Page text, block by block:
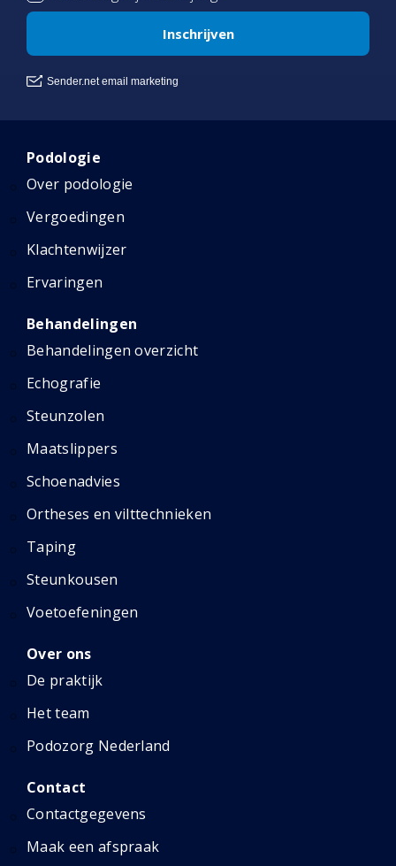
Podologie
Over podologie
Vergoedingen
Klachtenwijzer
Ervaringen
Behandelingen
Behandelingen overzicht
Echografie
Steunzolen
Maatslippers
Schoenadvies
Ortheses en vilttechnieken
Taping
Steunkousen
Voetoefeningen
Over ons
De praktijk
Het team
Podozorg Nederland
Contact
Contactgegevens
Maak een afspraak